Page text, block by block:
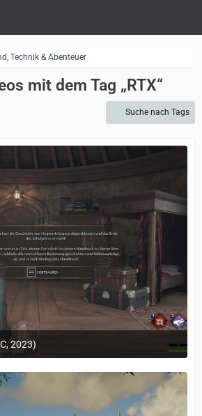
Technik & Abenteuer
mit dem Tag „RTX“
Suche nach Tags
2023)
um 10:12